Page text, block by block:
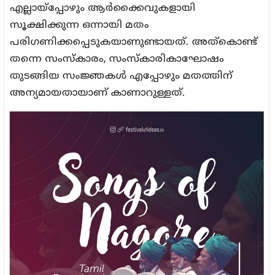
എല്ലായ്‌പ്പോഴും ആര്‍ക്കൈവുകളായി
സൂക്ഷിക്കുന്ന ഒന്നായി മതം
പരിഗണിക്കപ്പെടുകയാണുണ്ടായത്. അത്‌കൊണ്ട്
തന്നെ സംസ്‌കാരം, സംസ്‌കാരികാഘോഷം
തുടങ്ങിയ സംജ്ഞകള്‍ എപ്പോഴും മതത്തിന്
അന്യമായതായാണ് കാണാറുള്ളത്.